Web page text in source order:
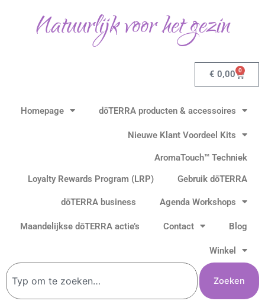
Natuurlijk voor het gezin
€ 0,00 0
Homepage dōTERRA producten & accessoires
Nieuwe Klant Voordeel Kits
AromaTouch™ Techniek
Loyalty Rewards Program (LRP)
Gebruik dōTERRA
dōTERRA business Agenda Workshops
Maandelijkse dōTERRA actie’s Contact Blog
Winkel
Zoeken
Zoeken
op
populariteit